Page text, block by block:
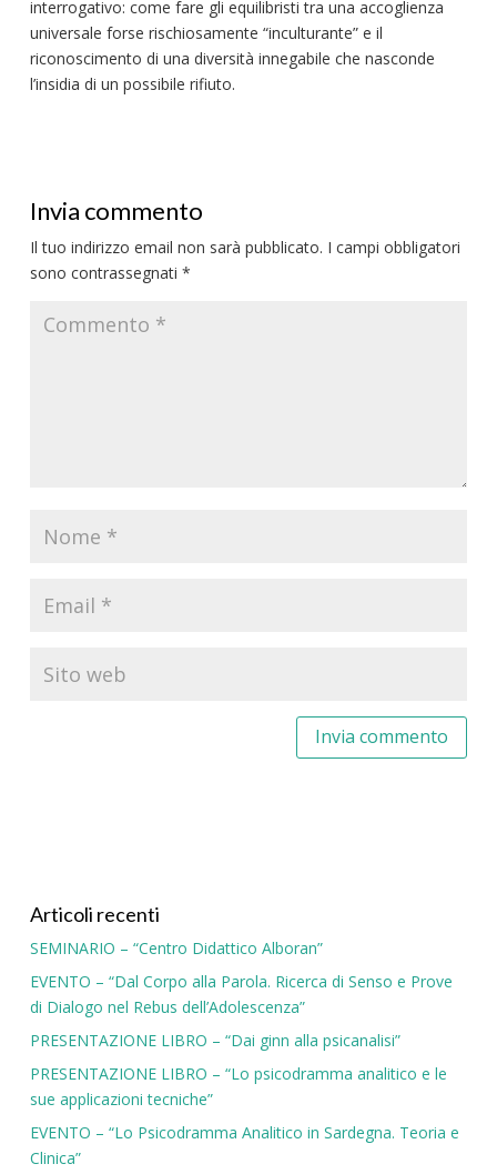
interrogativo: come fare gli equilibristi tra una accoglienza
universale forse rischiosamente “inculturante” e il
riconoscimento di una diversità innegabile che nasconde
l’insidia di un possibile rifiuto.
Invia commento
Il tuo indirizzo email non sarà pubblicato. I campi obbligatori
sono contrassegnati *
Articoli recenti
SEMINARIO – “Centro Didattico Alboran”
EVENTO – “Dal Corpo alla Parola. Ricerca di Senso e Prove
di Dialogo nel Rebus dell’Adolescenza”
PRESENTAZIONE LIBRO – “Dai ginn alla psicanalisi”
PRESENTAZIONE LIBRO – “Lo psicodramma analitico e le
sue applicazioni tecniche”
EVENTO – “Lo Psicodramma Analitico in Sardegna. Teoria e
Clinica”